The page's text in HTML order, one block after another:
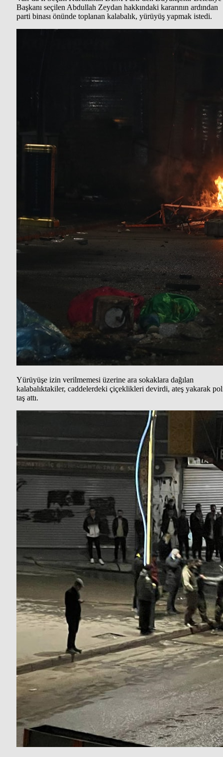
Başkanı seçilen Abdullah Zeydan hakkındaki kararının ardından
parti binası önünde toplanan kalabalık, yürüyüş yapmak istedi.
Yürüyüşe izin verilmemesi üzerine ara sokaklara dağılan
kalabalıktakiler, caddelerdeki çiçeklikleri devirdi, ateş yakarak
taş attı.